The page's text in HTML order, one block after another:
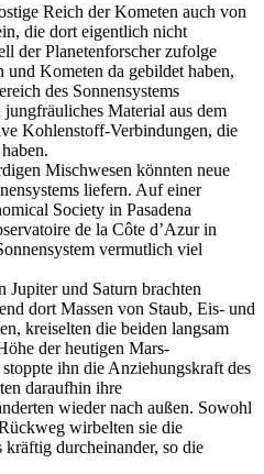
Reich der Kometen auch von
die dort eigentlich nicht
der Planetenforscher zufolge
und Kometen da gebildet haben,
des Sonnensystems
Material aus dem
Kohlenstoff-Verbindungen, die
Mischwesen könnten neue
liefern. Auf einer
Society in Pasadena
de la Côte d’Azur in
vermutlich viel
Jupiter und Saturn brachten
dort Massen von Staub, Eis- und
kreiselten die beiden langsam
der heutigen Mars-
ihn die Anziehungskraft des
daraufhin ihre
wieder nach außen. Sowohl
wirbelten sie die
durcheinander, so die